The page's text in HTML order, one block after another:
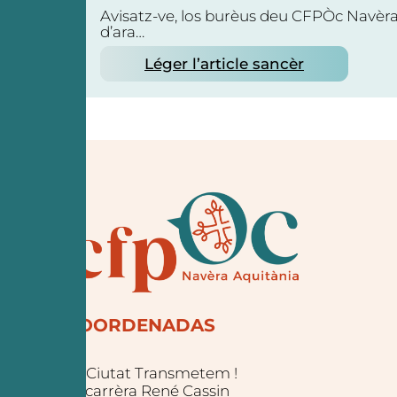
Avisatz-ve, los burèus deu CFPÒc
d’ara…
Léger l’article sancèr
COORDENADAS
La Ciutat Transmetem !
25 carrèra René Cassin